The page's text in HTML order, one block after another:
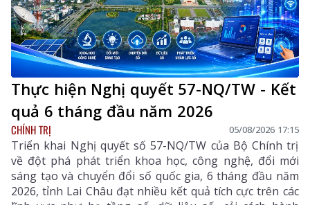
Thực hiện Nghị quyết 57-NQ/TW - Kết
quả 6 tháng đầu năm 2026
CHÍNH TRỊ 05/08/2026 17:15
Triển khai Nghị quyết số 57-NQ/TW của Bộ Chính trị
về đột phá phát triển khoa học, công nghệ, đổi mới
sáng tạo và chuyển đổi số quốc gia, 6 tháng đầu năm
2026, tỉnh Lai Châu đạt nhiều kết quả tích cực trên các